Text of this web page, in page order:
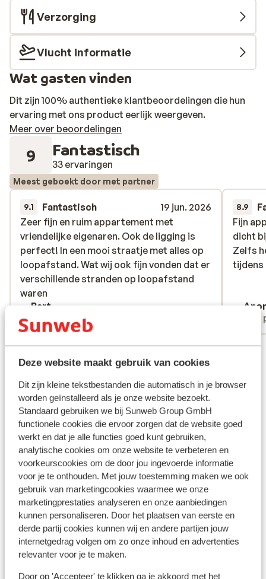
Deze website maakt gebruik van cookies
Dit zijn kleine tekstbestanden die automatisch in je browser
worden geïnstalleerd als je onze website bezoekt.
Standaard gebruiken we bij Sunweb Group GmbH
functionele cookies die ervoor zorgen dat de website goed
werkt en dat je alle functies goed kunt gebruiken,
analytische cookies om onze website te verbeteren en
voorkeurscookies om de door jou ingevoerde informatie
voor je te onthouden. Met jouw toestemming maken we ook
gebruik van marketingcookies waarmee we onze
marketingprestaties analyseren en onze aanbiedingen
kunnen personaliseren. Door het plaatsen van eerste en
derde partij cookies kunnen wij en andere partijen jouw
internetgedrag volgen om zo onze inhoud en advertenties
relevanter voor je te maken.
Door op 'Accepteer' te klikken ga je akkoord met het
Verzorging
Vlucht informatie
Wat gasten vinden
Dit zijn 100% authentieke klantbeoordelingen die hun
ervaring met ons product eerlijk weergeven.
Meer over beoordelingen
9 Fantastisch
33 ervaringen
Meest geboekt door met partner
9.1 Fantastisch
19 jun. 2026
Zeer fijn en ruim appartement met
vriendelijke eigenaren. Ook de ligging is
perfect! In een mooi straatje met alles op
loopafstand. Wat wij ook fijn vonden dat er
verschillende stranden op loopafstand
waren
Zeer fijn en ruim appartement met
vriendelijke eigenaren. Ook de ligging is
perfect! In een mooi straatje met alles op
loopafstand. Wat wij ook fijn vonden dat er
verschillende stranden op loopafstand
waren
Bart
Met partner
8.9
Fijn
dicht
Zelfs
tijdens
Fijn
dicht
Zelfs
tijdens
Bekijk alle 33 ervaringen
Ligging
Bekijk op kaart
In de buurt
Strand: 50 m
In het centrum
Luchthaven: 25 km